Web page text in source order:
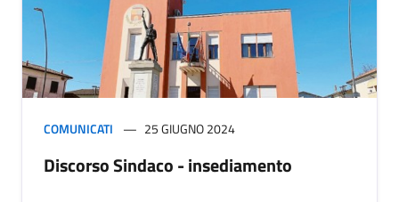
COMUNICATI 25 GIUGNO 2024
Discorso Sindaco - insediamento